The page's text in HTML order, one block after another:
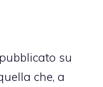
su
che, a